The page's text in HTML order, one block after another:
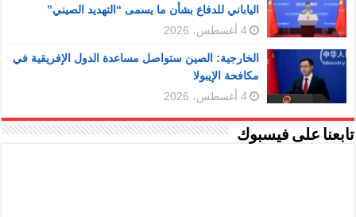
الياباني للدفاع بشأن ما يسمى “التهديد الصيني”
4 أغسطس، 2026
الخارجية: الصين ستواصل مساعدة الدول الإفريقية في
مكافحة الإيبولا
4 أغسطس، 2026
تابعنا على فيسبوك